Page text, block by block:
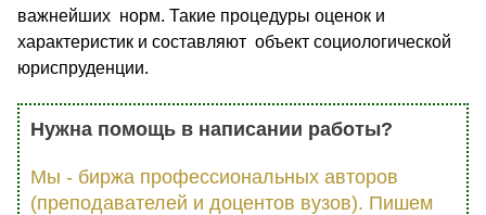
важнейших норм. Такие процедуры оценок и
характеристик и составляют объект социологической
юриспруденции.
Нужна помощь в написании работы?
Мы - биржа профессиональных авторов
(преподавателей и доцентов вузов). Пишем